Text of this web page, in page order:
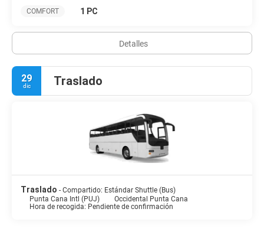
COMFORT
1 PC
Detalles
29
dic Traslado
Traslado - Compartido: Estándar Shuttle (Bus)
Punta Cana Intl (PUJ)
Occidental Punta Cana
Hora de recogida: Pendiente de confirmación